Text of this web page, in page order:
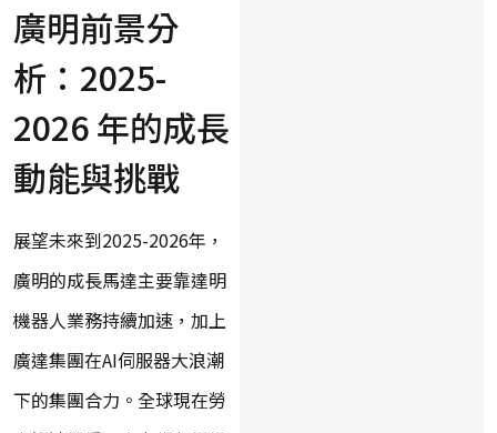
廣明前景分
析：2025-
2026 年的成長
動能與挑戰
展望未來到2025-2026年，
廣明的成長馬達主要靠達明
機器人業務持續加速，加上
廣達集團在AI伺服器大浪潮
下的集團合力。全球現在勞